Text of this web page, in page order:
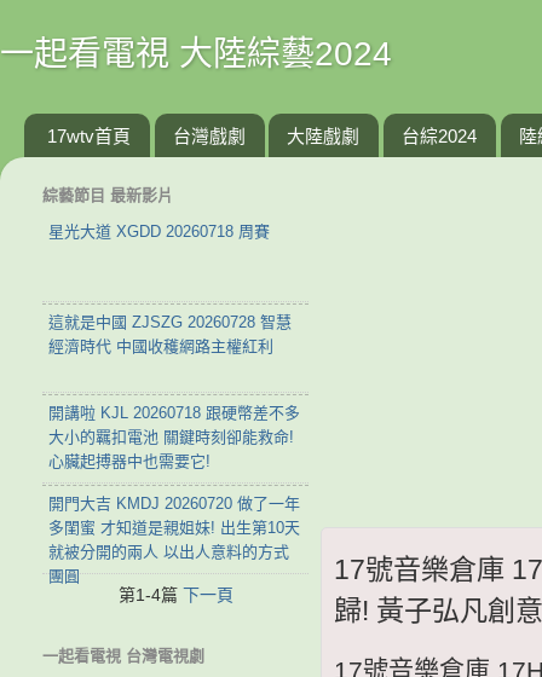
一起看電視 大陸綜藝2024
17wtv首頁 台灣戲劇 大陸戲劇 台綜2024 陸
17號音樂倉庫
歸! 黃子弘凡創
17號音樂倉庫
綜藝節目 最新影片
星光大道 XGDD 20260718 周賽
這就是中國 ZJSZG 20260728 智慧
經濟時代 中國收穫網路主權紅利
開講啦 KJL 20260718 跟硬幣差不多
大小的羈扣電池 關鍵時刻卻能救命!
心臟起搏器中也需要它!
開門大吉 KMDJ 20260720 做了一年
多閨蜜 才知道是親姐妹! 出生第10天
就被分開的兩人 以出人意料的方式
團圓
第1-4篇 下一頁
一起看電視 台灣電視劇